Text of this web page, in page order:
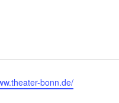
bonn.de/